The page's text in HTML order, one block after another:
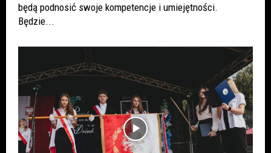
będą podnosić swoje kompetencje i umiejętności.
Będzie...